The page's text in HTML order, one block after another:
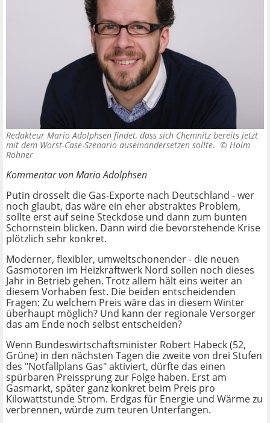
Redakteur Mario Adolphsen findet, dass sich Chemnitz bereits jetzt
mit dem Worst-Case-Szenario auseinandersetzen sollte. © Holm
Röhner
Kommentar von Mario Adolphsen
Putin drosselt die Gas-Exporte nach Deutschland - wer
noch glaubt, das wäre ein eher abstraktes Problem,
sollte erst auf seine Steckdose und dann zum bunten
Schornstein blicken. Dann wird die bevorstehende Krise
plötzlich sehr konkret.
Moderner, flexibler, umweltschonender - die neuen
Gasmotoren im Heizkraftwerk Nord sollen noch dieses
Jahr in Betrieb gehen. Trotz allem hält eins weiter an
diesem Vorhaben fest. Die beiden entscheidenden
Fragen: Zu welchem Preis wäre das in diesem Winter
überhaupt möglich? Und kann der regionale Versorger
das am Ende noch selbst entscheiden?
Wenn Bundeswirtschaftsminister Robert Habeck (52,
Grüne) in den nächsten Tagen die zweite von drei Stufen
des "Notfallplans Gas" aktiviert, dürfte das einen
spürbaren Preissprung zur Folge haben. Erst am
Gasmarkt, später ganz konkret beim Preis pro
Kilowattstunde Strom. Erdgas für Energie und Wärme zu
verbrennen, würde zum teuren Unterfangen.